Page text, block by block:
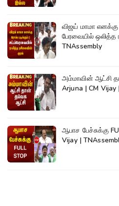
விஜய் மாமா எனக்கு
பேரவையில் ஒலித்த
TNAssembly
அம்மாவின் ஆட்சி தான்
Arjuna | CM Vijay
ஆபாச பேச்சுக்கு FULL STOP |
Vijay |